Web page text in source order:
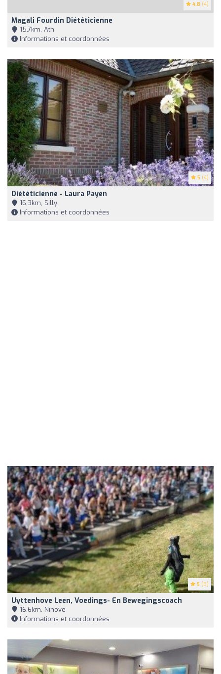
4.8 (4)
Magali Fourdin Diététicienne
15,7km, Ath
Informations et coordonnées
5 (4)
Diététicienne - Laura Payen
16,3km, Silly
Informations et coordonnées
5 (5)
Uyttenhove Leen, Voedings- En Bewegingscoach
16,6km, Ninove
Informations et coordonnées